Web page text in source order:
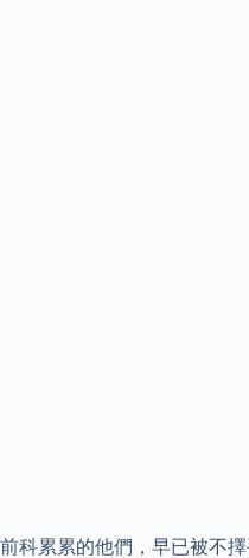
前科累累的他們，早已被不